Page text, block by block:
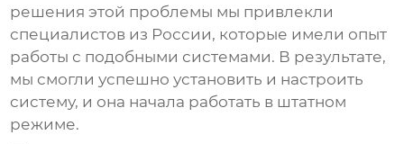
решения этой проблемы мы привлекли
специалистов из России, которые имели опыт
работы с подобными системами. В результате,
мы смогли успешно установить и настроить
систему, и она начала работать в штатном
режиме.